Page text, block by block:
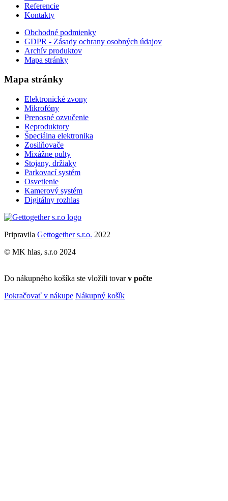
Referencie
Kontakty
Obchodné podmienky
GDPR - Zásady ochrany osobných údajov
Archív produktov
Mapa stránky
Mapa stránky
Elektronické zvony
Mikrofóny
Prenosné ozvučenie
Reproduktory
Špeciálna elektronika
Zosilňovače
Mixážne pulty
Stojany, držiaky
Parkovací systém
Osvetlenie
Kamerový systém
Digitálny rozhlas
Pripravila Gettogether s.r.o. 2022
© MK hlas, s.r.o 2024
Do nákupného košíka ste vložili tovarv počte
Pokračovať v nákupe Nákupný košík